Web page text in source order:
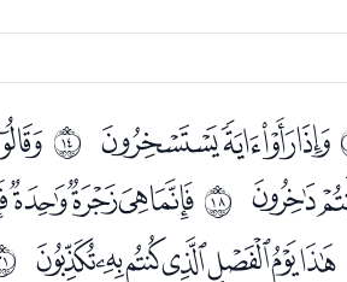
ﮢﮣﮤﮥ ﰍ
ﰑ
ﯭﯮﯯﯰﯱﯲﯳ